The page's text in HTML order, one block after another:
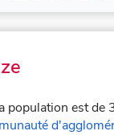
population est de